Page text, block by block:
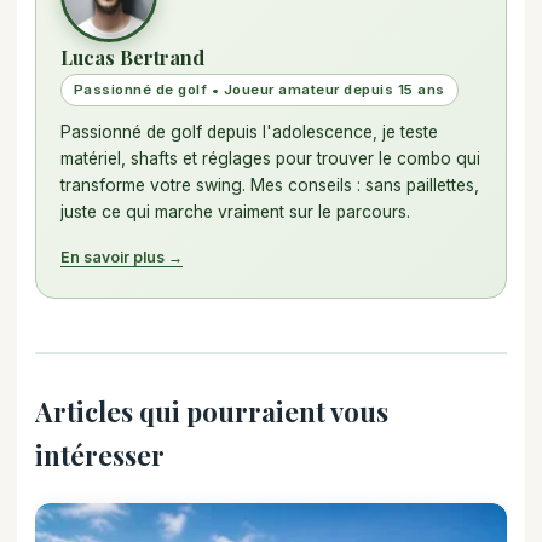
Lucas Bertrand
Passionné de golf • Joueur amateur depuis 15 ans
Passionné de golf depuis l'adolescence, je teste
matériel, shafts et réglages pour trouver le combo qui
transforme votre swing. Mes conseils : sans paillettes,
juste ce qui marche vraiment sur le parcours.
En savoir plus →
Articles qui pourraient vous
intéresser